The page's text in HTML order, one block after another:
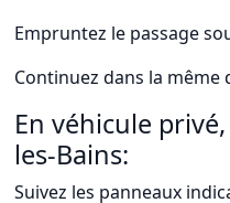
Empruntez le passage
Continuez dans la
En véhicule
les-Bains:
Suivez les panneaux